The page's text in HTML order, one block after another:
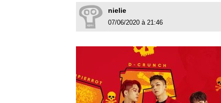
nielie
07/06/2020 à 21:46